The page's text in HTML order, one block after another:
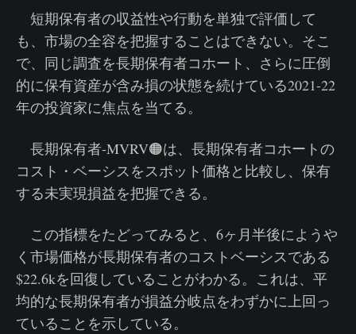
短期保有者の収益性や行動を単独で評価して
も、市場の全容を把握することはできない。そこ
で、同じ調査を長期保有者コホート、さらに圧倒
的に保有資産が含み損の状態を続けている2021-22
年の投資家に焦点を当てる。
長期保有者-MVRV🟠は、長期保有者コホートの
コスト・ベーシスをスポット価格と比較し、保有
する未実現損益を把握できる。
この指標をたどってみると、6ヶ月半後にようや
く市場価格が長期保有者のコストベーシスである
$22.6kを回復していることがわかる。これは、平
均的な長期保有者が損益分岐点をわずかに上回っ
ていることを示している。